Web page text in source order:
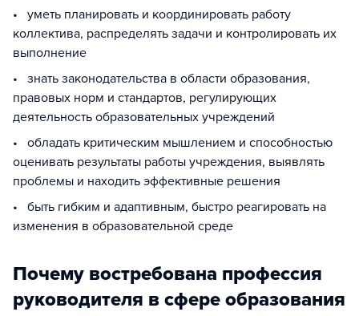
• уметь планировать и координировать работу
коллектива, распределять задачи и контролировать их
выполнение
• знать законодательства в области образования,
правовых норм и стандартов, регулирующих
деятельность образовательных учреждений
• обладать критическим мышлением и способностью
оценивать результаты работы учреждения, выявлять
проблемы и находить эффективные решения
• быть гибким и адаптивным, быстро реагировать на
изменения в образовательной среде
Почему востребована профессия
руководителя в сфере образования